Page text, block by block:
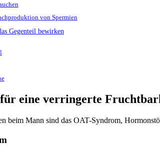
von Spermien
Gegenteil bewirken
eine verringerte
beim Mann sind das OAT-Syndrom,